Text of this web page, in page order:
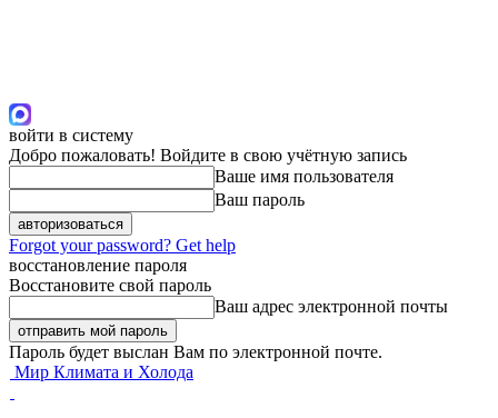
войти в систему
Добро пожаловать! Войдите в свою учётную запись
Ваше имя пользователя
Ваш пароль
Forgot your password? Get help
восстановление пароля
Восстановите свой пароль
Ваш адрес электронной почты
Пароль будет выслан Вам по электронной почте.
Мир Климата и Холода